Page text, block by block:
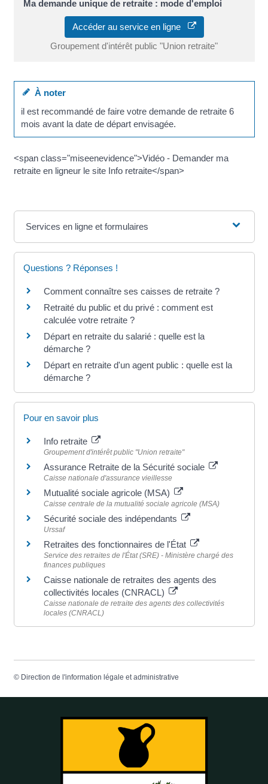
Ma demande unique de retraite : mode d'emploi
Accéder au service en ligne
Groupement d'intérêt public "Union retraite"
À noter
il est recommandé de faire votre demande de retraite 6
mois avant la date de départ envisagée.
<span class="miseenevidence">Vidéo - Demander ma
retraite en ligneur le site Info retraite</span>
Services en ligne et formulaires
Questions ? Réponses !
Comment connaître ses caisses de retraite ?
Retraité du public et du privé : comment est
calculée votre retraite ?
Départ en retraite du salarié : quelle est la
démarche ?
Départ en retraite d'un agent public : quelle est la
démarche ?
Pour en savoir plus
Info retraite
Groupement d'intérêt public "Union retraite"
Assurance Retraite de la Sécurité sociale
Caisse nationale d'assurance vieillesse
Mutualité sociale agricole (MSA)
Caisse centrale de la mutualité sociale agricole (MSA)
Sécurité sociale des indépendants
Urssaf
Retraites des fonctionnaires de l'État
Service des retraites de l'État (SRE) - Ministère chargé des
finances publiques
Caisse nationale de retraites des agents des
collectivités locales (CNRACL)
Caisse nationale de retraite des agents des collectivités
locales (CNRACL)
© Direction de l'information légale et administrative